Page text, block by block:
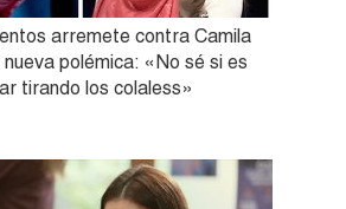
arremete contra Camila
polémica: «No sé si es
tirando los colaless»